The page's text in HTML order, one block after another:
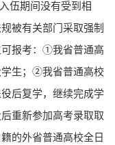
伍期间没有受到相
被有关部门采取强制
报考：①我省普通高
学生；②我省普通高校
后复学，继续完成学
重新参加高考录取取
的外省普通高校全日